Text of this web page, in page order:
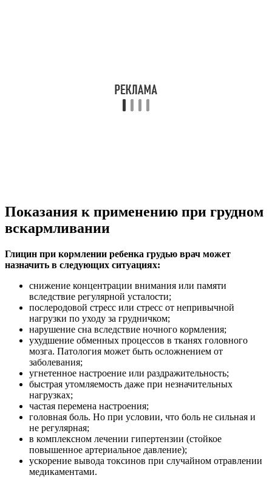
Показания к применению при грудном
вскармливании
Глицин при кормлении ребенка грудью врач может
назначить в следующих ситуациях:
снижение концентрации внимания или памяти
вследствие регулярной усталости;
послеродовой стресс или стресс от непривычной
нагрузки по уходу за грудничком;
нарушение сна вследствие ночного кормления;
ухудшение обменных процессов в тканях головного
мозга. Патология может быть осложнением от
заболевания;
угнетенное настроение или раздражительность;
быстрая утомляемость даже при незначительных
нагрузках;
частая перемена настроения;
головная боль. Но при условии, что боль не сильная и
не регулярная;
в комплексном лечении гипертензии (стойкое
повышенное артериальное давление);
ускорение вывода токсинов при случайном отравлении
медикаментами.